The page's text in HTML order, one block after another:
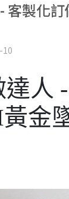
客製化
10
人
金